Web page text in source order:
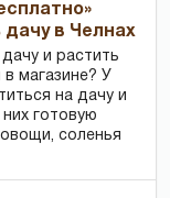
в Челнах
и растить
магазине? У
на дачу и
готовую
соленья